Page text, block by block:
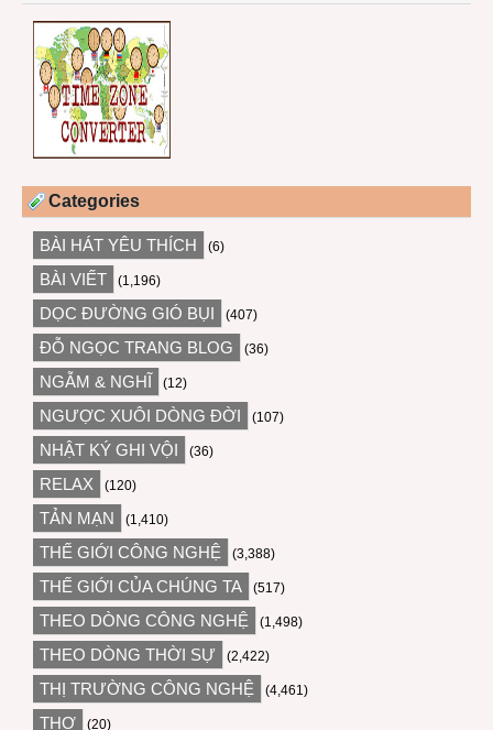
Categories
BÀI HÁT YÊU THÍCH (6)
BÀI VIẾT (1,196)
DỌC ĐƯỜNG GIÓ BỤI (407)
ĐỖ NGỌC TRANG BLOG (36)
NGẪM & NGHĨ (12)
NGƯỢC XUÔI DÒNG ĐỜI (107)
NHẬT KÝ GHI VỘI (36)
RELAX (120)
TẢN MẠN (1,410)
THẾ GIỚI CÔNG NGHỆ (3,388)
THẾ GIỚI CỦA CHÚNG TA (517)
THEO DÒNG CÔNG NGHỆ (1,498)
THEO DÒNG THỜI SỰ (2,422)
THỊ TRƯỜNG CÔNG NGHỆ (4,461)
THƠ (20)